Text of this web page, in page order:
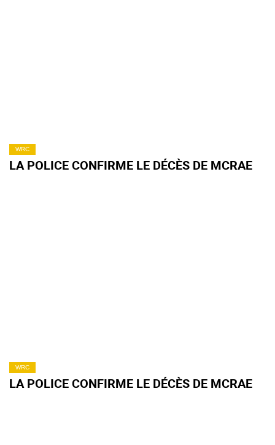
WRC
LA POLICE CONFIRME LE DÉCÈS DE MCRAE
WRC
LA POLICE CONFIRME LE DÉCÈS DE MCRAE